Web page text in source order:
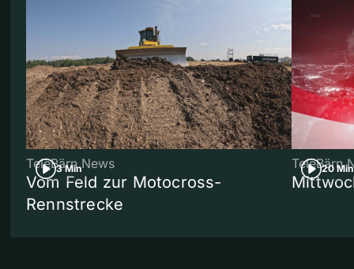
3 Min
TeleBärn News
Vom Feld zur Motocross-
Rennstrecke
20 Min
TeleBärn